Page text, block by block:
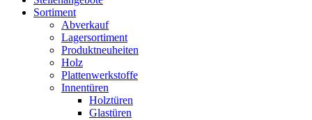
Sortiment
Abverkauf
Lagersortiment
Produktneuheiten
Holz
Plattenwerkstoffe
Innentüren
Holztüren
Glastüren